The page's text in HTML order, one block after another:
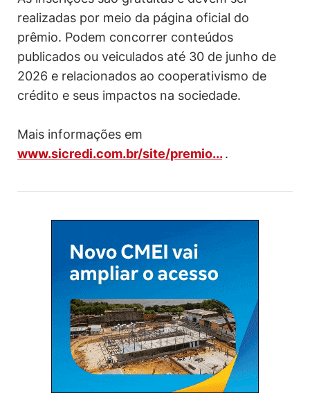
realizadas por meio da página oficial do
prêmio. Podem concorrer conteúdos
publicados ou veiculados até 30 de junho de
2026 e relacionados ao cooperativismo de
crédito e seus impactos na sociedade.
Mais informações em
www.sicredi.com.br/site/premio... .